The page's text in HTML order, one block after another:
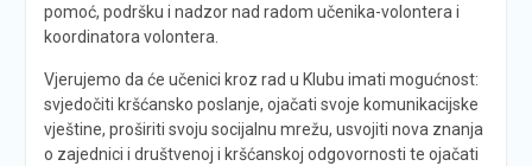
pomoć, podršku i nadzor nad radom učenika-volontera i
koordinatora volontera.
Vjerujemo da će učenici kroz rad u Klubu imati mogućnost:
svjedočiti kršćansko poslanje, ojačati svoje komunikacijske
vještine, proširiti svoju socijalnu mrežu, usvojiti nova znanja
o zajednici i društvenoj i kršćanskoj odgovornosti te ojačati